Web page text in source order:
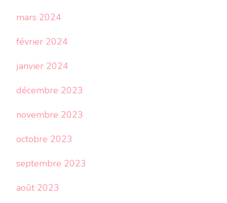
mars 2024
février 2024
janvier 2024
décembre 2023
novembre 2023
octobre 2023
septembre 2023
août 2023